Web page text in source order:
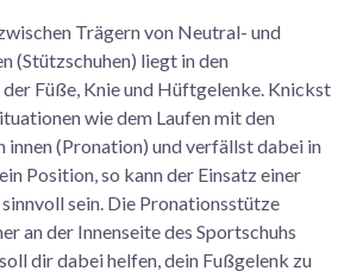
Trägern von Neutral- und
(Stützschuhen) liegt in den
Füße, Knie und Hüftgelenke. Knickst
wie dem Laufen mit den
innen (Pronation) und verfällst dabei in
Position, so kann der Einsatz einer
sein. Die Pronationsstütze
an der Innenseite des Sportschuhs
dir dabei helfen, dein Fußgelenk zu